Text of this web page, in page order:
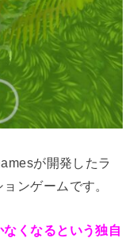
が開発したラ
ンゲームです。
くなるという独自